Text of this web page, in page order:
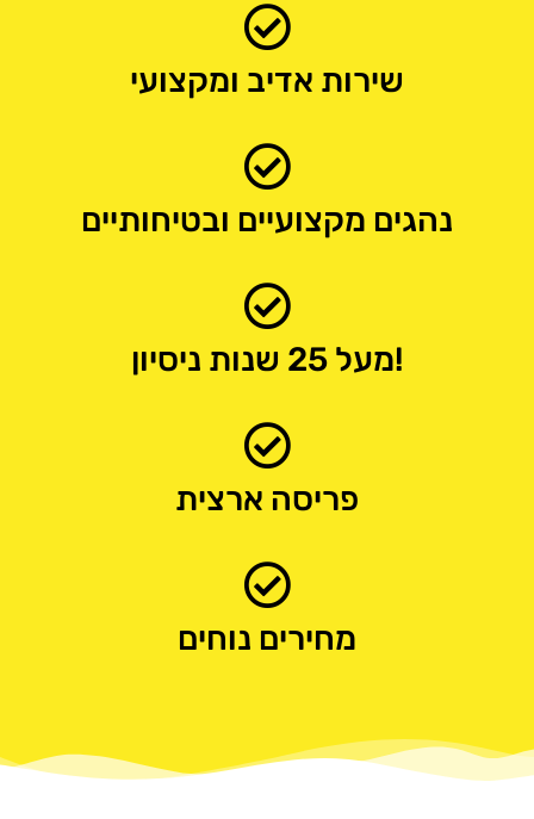
שירות אדיב ומקצועי
נהגים מקצועיים ובטיחותיים
מעל 25 שנות ניסיון!
פריסה ארצית
מחירים נוחים